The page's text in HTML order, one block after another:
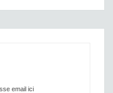
email ici